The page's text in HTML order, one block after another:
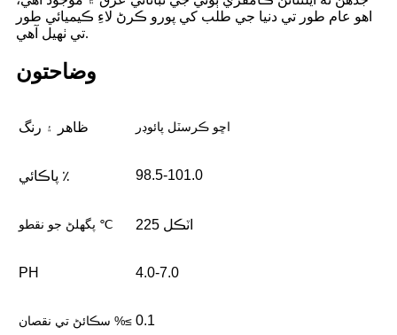
اهو عام طور تي دنيا جي طلب کي پورو ڪرڻ لاءِ ڪيميائي طور
تي ٺهيل آهي.
وضاحتون
ظاهر ۽ رنگ اڇو ڪرسٽل پائوڊر
پاڪائي ٪ 98.5-101.0
پگھلڻ جو نقطو ℃ اٽڪل 225
PH 4.0-7.0
سڪائڻ تي نقصان %≤ 0.1